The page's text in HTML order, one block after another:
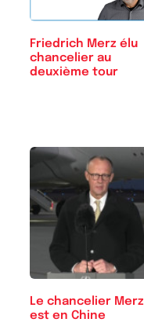
Friedrich Merz élu
chancelier au
deuxième tour
Le chancelier Merz
est en Chine